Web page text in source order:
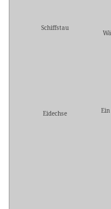
Schiffstau
Eidechse Ein